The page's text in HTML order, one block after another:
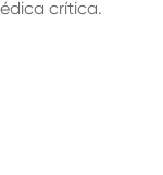
crítica.